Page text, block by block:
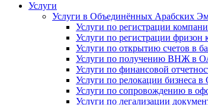
Услуги
Услуги в Объединённых Арабских
Услуги по регистрации
Услуги по регистрации
Услуги по открытию счетов в
Услуги по получению ВНЖ в
Услуги по финансовой
Услуги по релокации бизнеса
Услуги по сопровождению в
Услуги по легализации